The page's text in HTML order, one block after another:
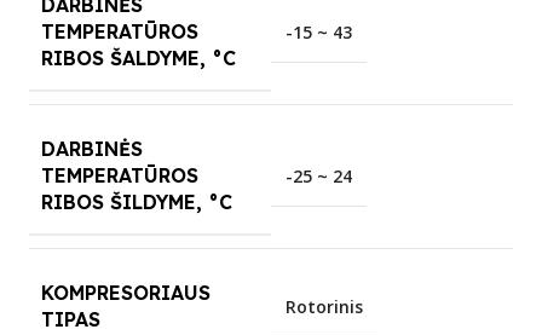
TEMPERATŪROS
RIBOS ŠALDYME, °C
-15 ~ 43
DARBINĖS
TEMPERATŪROS
RIBOS ŠILDYME, °C
-25 ~ 24
KOMPRESORIAUS
TIPAS
Rotorinis